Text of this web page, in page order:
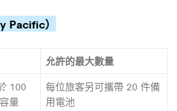
Pacific）
允許的最大數量
100
量
每位旅客另可攜帶 20 件備
用電池